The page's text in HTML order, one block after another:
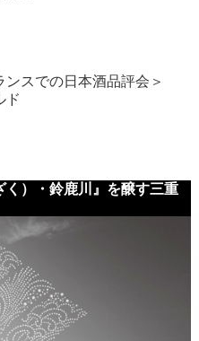
スでの日本酒品評会＞
ド
）・鈴鹿川』を醸す三重